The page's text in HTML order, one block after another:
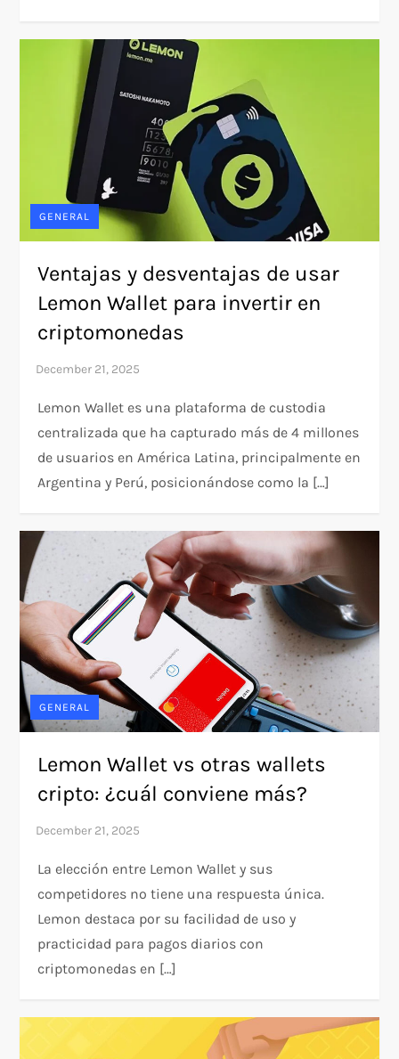
GENERAL
Ventajas y desventajas de usar
Lemon Wallet para invertir en
criptomonedas
Lemon Wallet es una plataforma de custodia
centralizada que ha capturado más de 4 millones
de usuarios en América Latina, principalmente en
Argentina y Perú, posicionándose como la […]
GENERAL
Lemon Wallet vs otras wallets
cripto: ¿cuál conviene más?
La elección entre Lemon Wallet y sus
competidores no tiene una respuesta única.
Lemon destaca por su facilidad de uso y
practicidad para pagos diarios con
criptomonedas en […]